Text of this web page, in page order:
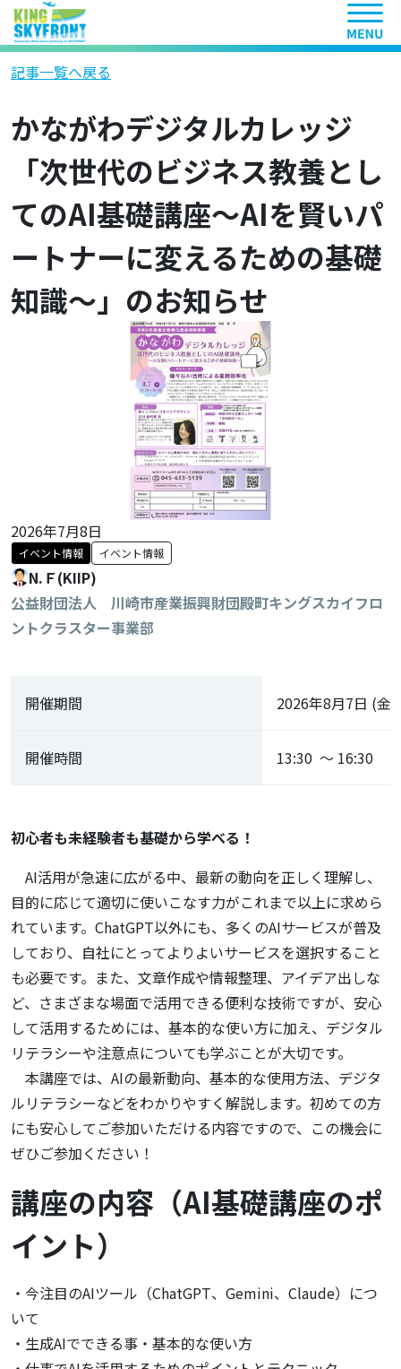
ヘッ
記事一覧へ戻る
かながわデジタルカレッジ
「次世代のビジネス教養とし
てのAI基礎講座〜AIを賢いパ
ートナーに変えるための基礎
知識〜」のお知らせ
2026年7月8日
イベント情報 イベント情報
N.Ｆ(KIIP)
公益財団法人 川崎市産業振興財団殿町キングスカイフロ
ントクラスター事業部
開催期間 2026年8月7日 (金)
開催時間 13:30 ～ 16:30
初心者も未経験者も基礎から学べる！
AI活用が急速に広がる中、最新の動向を正しく理解し、
目的に応じて適切に使いこなす力がこれまで以上に求めら
れています。ChatGPT以外にも、多くのAIサービスが普及
しており、自社にとってよりよいサービスを選択すること
も必要です。また、文章作成や情報整理、アイデア出しな
ど、さまざまな場面で活用できる便利な技術ですが、安心
して活用するためには、基本的な使い方に加え、デジタル
リテラシーや注意点についても学ぶことが大切です。
本講座では、AIの最新動向、基本的な使用方法、デジタ
ルリテラシーなどをわかりやすく解説します。初めての方
にも安心してご参加いただける内容ですので、この機会に
ぜひご参加ください！
講座の内容（AI基礎講座のポ
イント）
・今注目のAIツール（ChatGPT、Gemini、Claude）につ
いて
・生成AIでできる事・基本的な使い方